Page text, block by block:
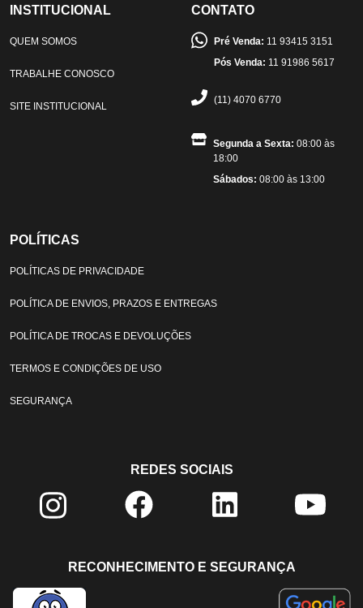
INSTITUCIONAL
QUEM SOMOS
TRABALHE CONOSCO
SITE INSTITUCIONAL
CONTATO
Pré Venda: 11 93415 3151
Pós Venda: 11 91986 5617
(11) 4070 6770
Segunda a Sexta: 08:00 às
18:00
Sábados: 08:00 às 13:00
POLÍTICAS
POLÍTICAS DE PRIVACIDADE
POLÍTICA DE ENVIOS, PRAZOS E ENTREGAS
POLÍTICA DE TROCAS E DEVOLUÇÕES
TERMOS E CONDIÇÕES DE USO
SEGURANÇA
REDES SOCIAIS
RECONHECIMENTO E SEGURANÇA